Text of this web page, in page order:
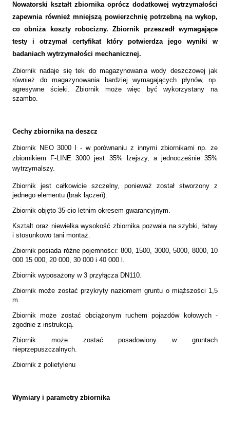
Nowatorski kształt zbiornika oprócz dodatkowej wytrzymałości
zapewnia również mniejszą powierzchnię potrzebną na wykop,
co obniża koszty robocizny. Zbiornik przeszedł wymagające
testy i otrzymał certyfikat który potwierdza jego wyniki w
badaniach wytrzymałości mechanicznej.
Zbiornik nadaje się tek do magazynowania wody deszczowej jak
również do magazynowania bardziej wymagających płynów, np.
agresywne ścieki. Zbiornik może więc być wykorzystany na
szambo.
Cechy zbiornika na deszcz
Zbiornik NEO 3000 l - w porównaniu z innymi zbiornikami np. ze
zbiornikiem F-LINE 3000 jest 35% lżejszy, a jednocześnie 35%
wytrzymalszy.
Zbiornik jest całkowicie szczelny, ponieważ został stworzony z
jednego elementu (brak łączeń).
Zbiornik objęto 35-cio letnim okresem gwarancyjnym.
Kształt oraz niewielka wysokość zbiornika pozwala na szybki, łatwy
i stosunkowo tani montaż.
Zbiornik posiada różne pojemności: 800, 1500, 3000, 5000, 8000, 10
000 15 000, 20 000, 30 000 i 40 000 l.
Zbiornik wyposażony w 3 przyłącza DN110.
Zbiornik może zostać przykryty naziomem gruntu o miąższości 1,5
m.
Zbiornikmoże zostać obciążonym ruchem pojazdów kołowych-
zgodnie z instrukcją.
Zbiornik może zostać posadowiony wgruntach
nieprzepuszczalnych.
Zbiornik z polietylenu
Wymiary i parametry zbiornika